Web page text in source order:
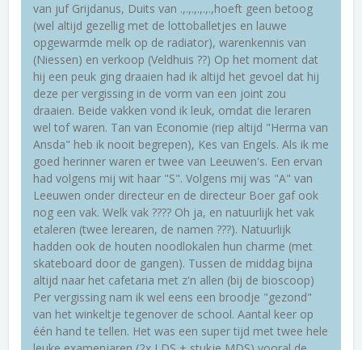
van juf Grijdanus, Duits van .,.,.,.,.,.,hoeft geen betoog
(wel altijd gezellig met de lottoballetjes en lauwe
opgewarmde melk op de radiator), warenkennis van
(Niessen) en verkoop (Veldhuis ??) Op het moment dat
hij een peuk ging draaien had ik altijd het gevoel dat hij
deze per vergissing in de vorm van een joint zou
draaien. Beide vakken vond ik leuk, omdat die leraren
wel tof waren. Tan van Economie (riep altijd "Herma van
Ansda" heb ik nooit begrepen), Kes van Engels. Als ik me
goed herinner waren er twee van Leeuwen's. Een ervan
had volgens mij wit haar "S". Volgens mij was "A" van
Leeuwen onder directeur en de directeur Boer gaf ook
nog een vak. Welk vak ???? Oh ja, en natuurlijk het vak
etaleren (twee lerearen, de namen ???). Natuurlijk
hadden ook de houten noodlokalen hun charme (met
skateboard door de gangen). Tussen de middag bijna
altijd naar het cafetaria met z'n allen (bij de bioscoop)
Per vergissing nam ik wel eens een broodje "gezond"
van het winkeltje tegenover de school. Aantal keer op
één hand te tellen. Het was een super tijd met twee hele